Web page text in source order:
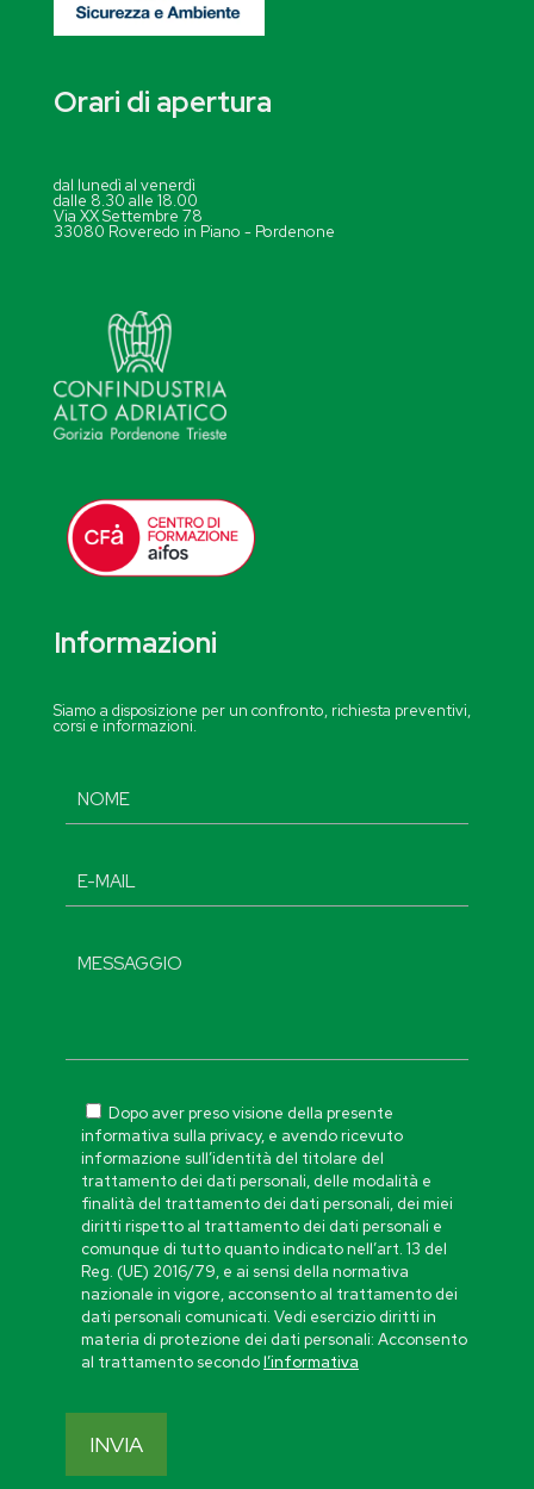
Orari di apertura
dal lunedì al venerdì
dalle 8.30 alle 18.00
Via XX Settembre 78
33080 Roveredo in Piano - Pordenone
Informazioni
Siamo a disposizione per un confronto, richiesta preventivi,
corsi e informazioni.
Dopo aver preso visione della presente
informativa sulla privacy, e avendo ricevuto
informazione sull’identità del titolare del
trattamento dei dati personali, delle modalità e
finalità del trattamento dei dati personali, dei miei
diritti rispetto al trattamento dei dati personali e
comunque di tutto quanto indicato nell’art. 13 del
Reg. (UE) 2016/79, e ai sensi della normativa
nazionale in vigore, acconsento al trattamento dei
dati personali comunicati. Vedi esercizio diritti in
materia di protezione dei dati personali: Acconsento
al trattamento secondol’informativa